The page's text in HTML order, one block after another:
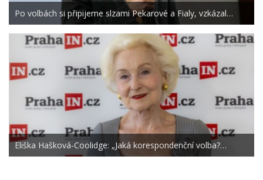
Po volbách si připijeme slzami Pekarové a Fialy, vzkázal…
Eliška Hašková-Coolidge: „Jaká korespondenční volba?…